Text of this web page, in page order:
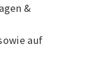
&
auf